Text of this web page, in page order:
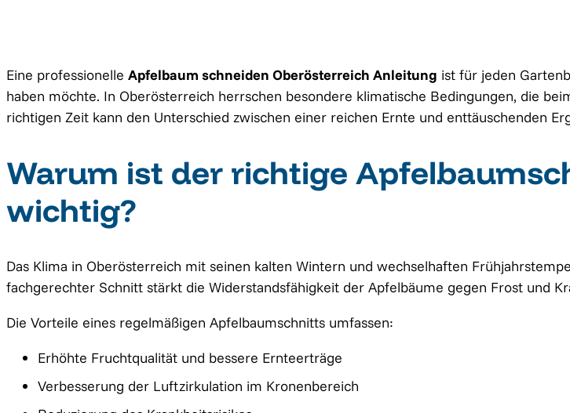
Eine professionelle Apfelbaum schneiden Oberösterreich Anleitung ist für jeden
haben möchte. In Oberösterreich herrschen besondere klimatische Bedingungen, die
richtigen Zeit kann den Unterschied zwischen einer reichen Ernte und enttäuschenden
Warum ist der richtige
wichtig?
Das Klima in Oberösterreich mit seinen kalten Wintern und wechselhaften
fachgerechter Schnitt stärkt die Widerstandsfähigkeit der Apfelbäume gegen Frost und
Die Vorteile eines regelmäßigen Apfelbaumschnitts umfassen:
Erhöhte Fruchtqualität und bessere Ernteerträge
Verbesserung der Luftzirkulation im Kronenbereich